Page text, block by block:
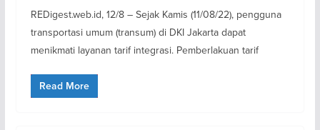
REDigest.web.id, 12/8 – Sejak Kamis (11/08/22), pengguna
transportasi umum (transum) di DKI Jakarta dapat
menikmati layanan tarif integrasi. Pemberlakuan tarif
Read More